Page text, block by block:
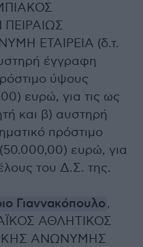
ΕΤΑΙΡΕΙΑ (δ.τ.
έγγραφη
ύψους
ευρώ, για τις ως
και β) αυστηρή
πρόστιμο
ευρώ, για
του Δ.Σ. της.
Γιαννακόπουλο,
ΑΘΛΗΤΙΚΟΣ
ΑΝΩΝΥΜΗΣ